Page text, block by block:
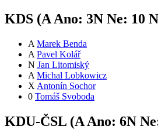
KDS (A Ano: 3N Ne: 10
A Marek Benda
A Pavel Kolář
N Jan Litomiský
A Michal Lobkowicz
X Antonín Sochor
0 Tomáš Svoboda
KDU-ČSL (A Ano: 6N